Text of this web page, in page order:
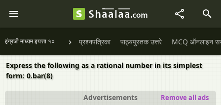
इंग्रजी माध्यम इयत्ता १० प्रश्नपत्रिका पाठ्यपुस्तक उत्तरे MCQ ऑनलाइन
Express the following as a rational number in its simplest
form: 0.bar(8)
Advertisements Remove all ads